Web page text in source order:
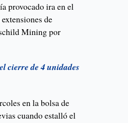
provocado ira en el
de
Mining por
cierre de 4 unidades
en la bolsa de
cuando estalló el